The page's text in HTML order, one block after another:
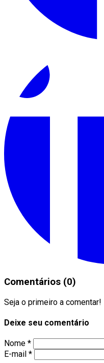
Comentários (0)
Seja o primeiro a comentar!
Deixe seu comentário
Nome *
E-mail *